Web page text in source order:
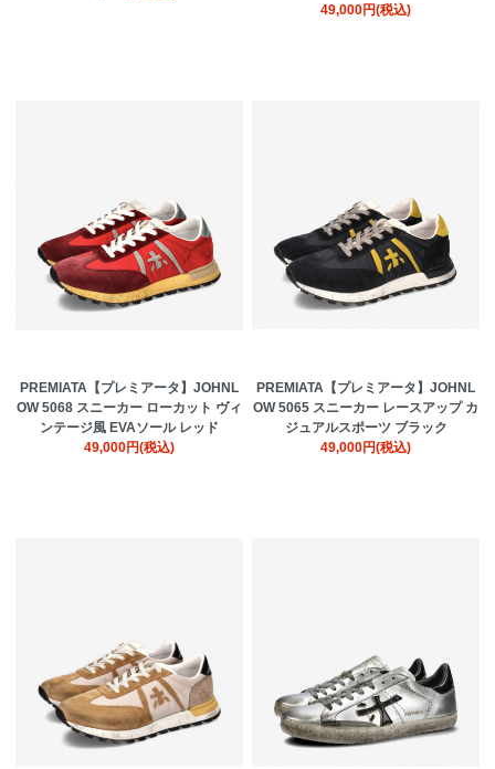
49,000円(税込)
PREMIATA【プレミアータ】JOHNL
OW 5068 スニーカー ローカット ヴィ
ンテージ風 EVAソール レッド
49,000円(税込)
PREMIATA【プレミアータ】JOHNL
OW 5065 スニーカー レースアップ カ
ジュアルスポーツ ブラック
49,000円(税込)